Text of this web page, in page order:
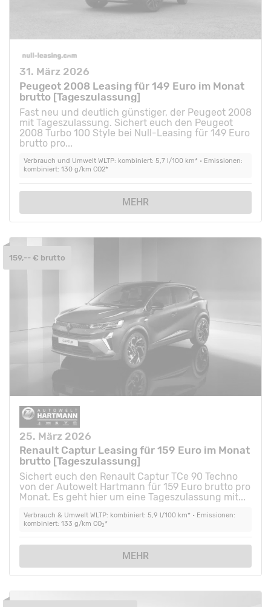
31. März 2026
Peugeot 2008 Leasing für 149 Euro im Monat
brutto [Tageszulassung]
Fast neu und deutlich günstiger, der Peugeot 2008
mit Tageszulassung. Sichert euch den Peugeot
2008 Turbo 100 Style bei Null-Leasing für 149 Euro
brutto pro...
Verbrauch und Umwelt WLTP: kombiniert: 5,7 l/100 km* • Emissionen:
kombiniert: 130 g/km CO2*
MEHR
25. März 2026
Renault Captur Leasing für 159 Euro im Monat
brutto [Tageszulassung]
Sichert euch den Renault Captur TCe 90 Techno
von der Autowelt Hartmann für 159 Euro brutto pro
Monat. Es geht hier um eine Tageszulassung mit...
Verbrauch & Umwelt WLTP: kombiniert: 5,9 l/100 km* • Emissionen:
kombiniert: 133 g/km CO2*
MEHR
159,-- € brutto